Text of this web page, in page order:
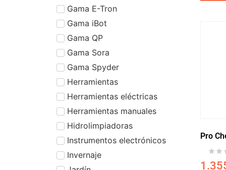
Gama E-Tron
Gama iBot
Gama QP
Gama Sora
Gama Spyder
Herramientas
Herramientas eléctricas
Herramientas manuales
Hidrolimpiadoras
Instrumentos electrónicos
Invernaje
Pro